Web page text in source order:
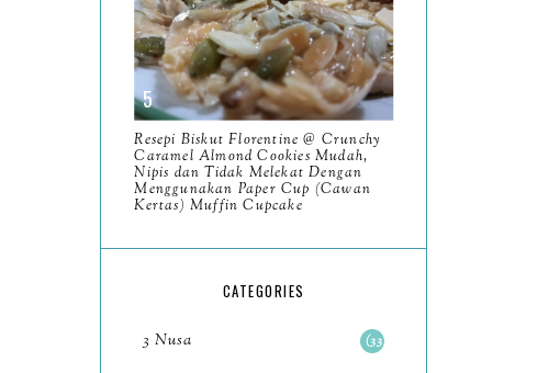
January6
202393
December 11
November8
October11
Resepi Biskut Florentine @ Crunchy
Caramel Almond Cookies Mudah,
Nipis dan Tidak Melekat Dengan
Menggunakan Paper Cup (Cawan
Kertas) Muffin Cupcake
CATEGORIES
3 Nusa 33